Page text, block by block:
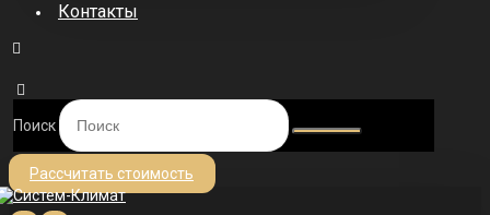
Контакты
Поиск
Рассчитать стоимость